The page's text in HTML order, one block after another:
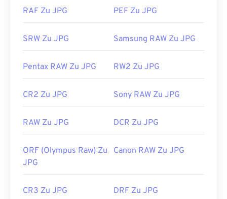
Chrome
, Microsoft-Anwendungen wie
Ändern der Größe von JPEG-Bildern unser Tool
Entwickelt von: Joint Photographic Experts Group
Erstveröffentlichung:
18. September 1992
Verwenden Sie unseren
Farbwähler,um Farben aus
RAF Zu JPG PEF Zu JPG
SRW Zu JPG Samsung RAW Zu JPG
Pentax RAW Zu JPG RW2 Zu JPG
CR2 Zu JPG Sony RAW Zu JPG
RAW Zu JPG DCR Zu JPG
ORF (Olympus Raw) Zu
JPG
Canon RAW Zu JPG
CR3 Zu JPG DRF Zu JPG